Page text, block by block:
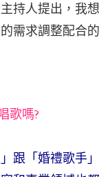
持人提出，我想
需求調整配合的
歌嗎?
跟「婚禮歌手」